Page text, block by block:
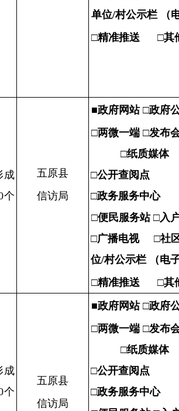
单位/村公示栏 （
□精准推送 □其
成
个
五原县
信访局
■政府网站 □政府
□两微一端 □发布
□纸质媒体
□公开查阅点
□政务服务中心
□便民服务站 □入
□广播电视 □社
位/村公示栏
（电
□精准推送 □其
成
个
五原县
信访局
■政府网站 □政府
□两微一端 □发布
□纸质媒体
□公开查阅点
□政务服务中心